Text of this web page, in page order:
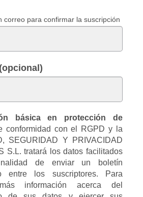
correo para confirmar la suscripción
básica en protección de
conformidad con el RGPD y la
SEGURIDAD Y PRIVACIDAD
S.L. tratará los datos facilitados
de enviar un boletín
entre los suscriptores. Para
información acerca del